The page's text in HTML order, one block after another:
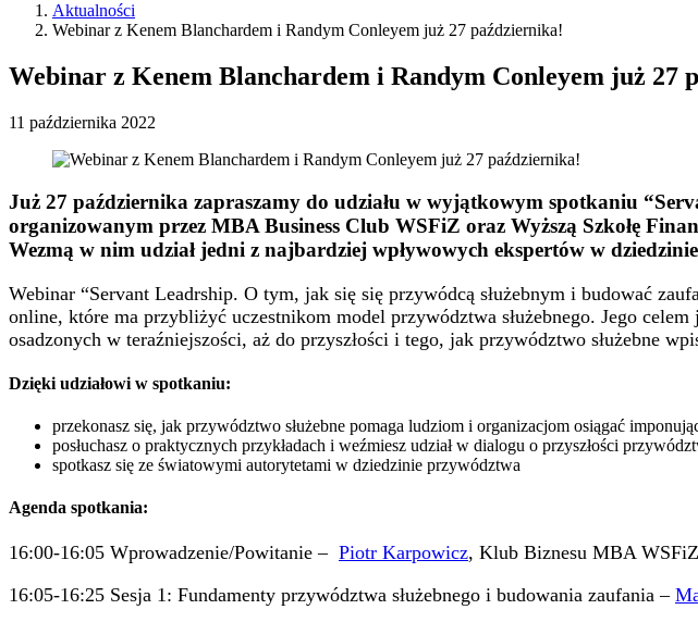
Aktualności
Webinar z Kenem Blanchardem i Randym Conleyem już 27 października!
Webinar z Kenem Blanchardem i Randym Conleyem już 27
11 października 2022
Już 27 października zapraszamy do udziału w wyjątkowym spotkaniu
organizowanym przez MBA Business Club WSFiZ oraz Wyższą Szkołę
Wezmą w nim udział jedni z najbardziej wpływowych ekspertów w
Webinar “Servant Leadrship. O tym, jak się się przywódcą służebnym i budować
online, które ma przybliżyć uczestnikom model przywództwa służebnego. Jego
osadzonych w teraźniejszości, aż do przyszłości i tego, jak przywództwo służebne
Dzięki udziałowi w spotkaniu:
przekonasz się, jak przywództwo służebne pomaga ludziom i organizacjom osiągać
posłuchasz o praktycznych przykładach i weźmiesz udział w dialogu o przyszłości
spotkasz się ze światowymi autorytetami w dziedzinie przywództwa
Agenda spotkania:
16:00-16:05 Wprowadzenie/Powitanie – Piotr Karpowicz, Klub Biznesu MBA WSFiZ
16:05-16:25 Sesja 1: Fundamenty przywództwa służebnego i budowania zaufania –